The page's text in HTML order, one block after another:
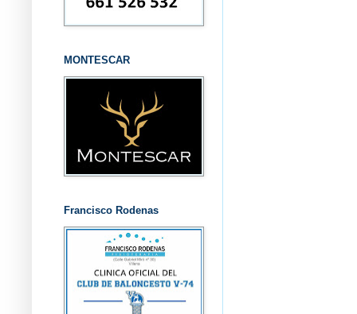
MONTESCAR
Francisco Rodenas